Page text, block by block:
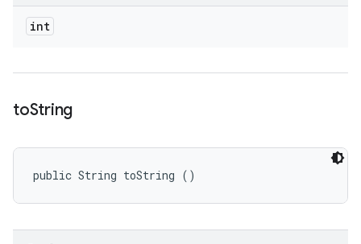
int
toString
public String toString ()